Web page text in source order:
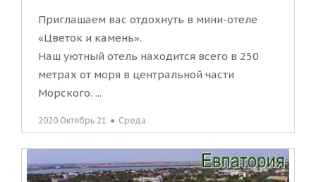
Приглашаем вас отдохнуть в мини-отеле
«Цветок и камень».
Наш уютный отель находится всего в 250
метрах от моря в центральной части
Морского. ...
2020 Октябрь 21 ● Среда